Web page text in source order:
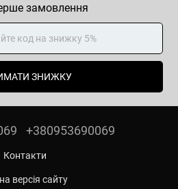
замовлення
ЗНИЖКУ
+380953690069
Контакти
версія сайту